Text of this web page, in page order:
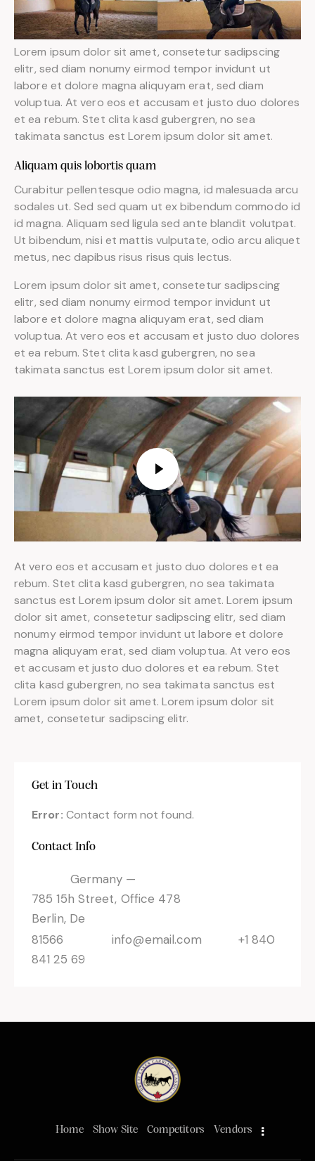
Lorem ipsum dolor sit amet, consetetur sadipscing
elitr, sed diam nonumy eirmod tempor invidunt ut
labore et dolore magna aliquyam erat, sed diam
voluptua. At vero eos et accusam et justo duo dolores
et ea rebum. Stet clita kasd gubergren, no sea
takimata sanctus est Lorem ipsum dolor sit amet.
Aliquam quis lobortis quam
Curabitur pellentesque odio magna, id malesuada arcu
sodales ut. Sed sed quam ut ex bibendum commodo id
id magna. Aliquam sed ligula sed ante blandit volutpat.
Ut bibendum, nisi et mattis vulputate, odio arcu aliquet
metus, nec dapibus risus risus quis lectus.
Lorem ipsum dolor sit amet, consetetur sadipscing
elitr, sed diam nonumy eirmod tempor invidunt ut
labore et dolore magna aliquyam erat, sed diam
voluptua. At vero eos et accusam et justo duo dolores
et ea rebum. Stet clita kasd gubergren, no sea
takimata sanctus est Lorem ipsum dolor sit amet.
At vero eos et accusam et justo duo dolores et ea
rebum. Stet clita kasd gubergren, no sea takimata
sanctus est Lorem ipsum dolor sit amet. Lorem ipsum
dolor sit amet, consetetur sadipscing elitr, sed diam
nonumy eirmod tempor invidunt ut labore et dolore
magna aliquyam erat, sed diam voluptua. At vero eos
et accusam et justo duo dolores et ea rebum. Stet
clita kasd gubergren, no sea takimata sanctus est
Lorem ipsum dolor sit amet. Lorem ipsum dolor sit
amet, consetetur sadipscing elitr.
Get in Touch
Error: Contact form not found.
Contact Info
Germany —
785 15h Street, Office 478
Berlin, De
81566
info@email.com
+1 840
841 25 69
Home Show Site Competitors Vendors